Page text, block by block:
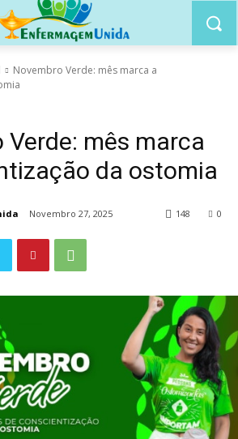
Novembro Verde: mês marca a
Verde: mês marca
da ostomia
Novembro 27, 2025 0
148